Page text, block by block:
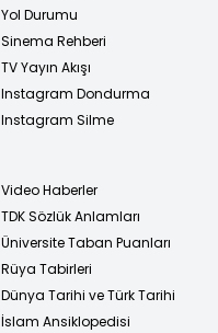
Yol Durumu
Sinema Rehberi
TV Yayın Akışı
Instagram Dondurma
Instagram Silme
Video Haberler
TDK Sözlük Anlamları
Üniversite Taban Puanları
Rüya Tabirleri
Dünya Tarihi ve Türk Tarihi
İslam Ansiklopedisi